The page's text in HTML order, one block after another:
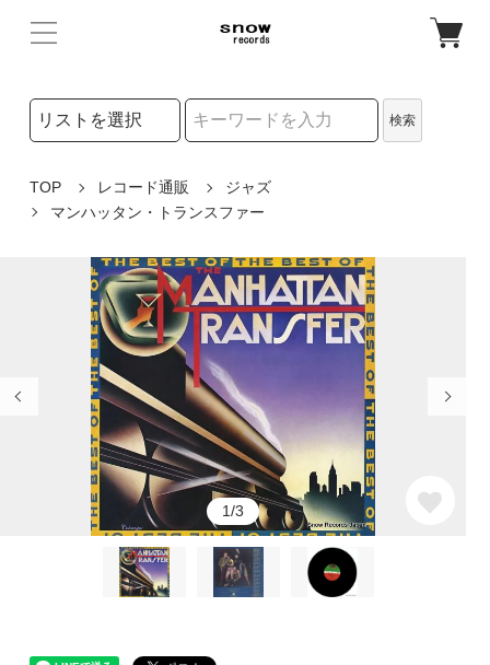
検索リストの選択
検索
TOP レコード通販
ジャズ
マンハッタン・トランスファー
1/3